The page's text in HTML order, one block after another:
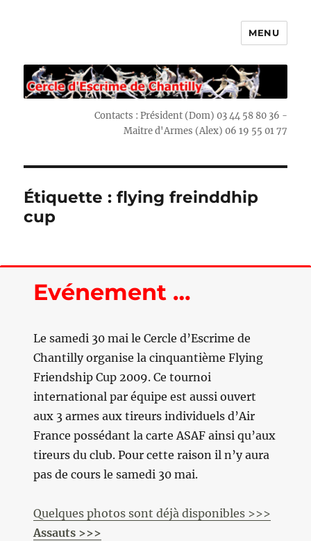
MENU
Contacts : Président (Dom) 03 44 58 80 36 -
Maitre d'Armes (Alex) 06 19 55 01 77
Étiquette : flying freinddhip
cup
Evénement …
Le samedi 30 mai le Cercle d’Escrime de
Chantilly organise la cinquantième Flying
Friendship Cup 2009. Ce tournoi
international par équipe est aussi ouvert
aux 3 armes aux tireurs individuels d’Air
France possédant la carte ASAF ainsi qu’aux
tireurs du club. Pour cette raison il n’y aura
pas de cours le samedi 30 mai.
Quelques photos sont déjà disponibles >>>
Assauts >>>